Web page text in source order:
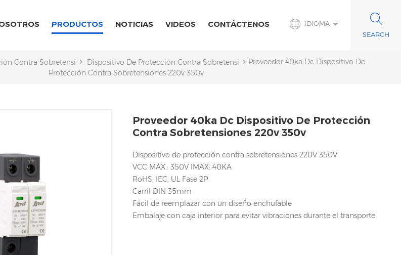
IDIOMA
PRODUCTOS NOTICIAS VIDEOS CONTÁCTENOS
Contra Sobretensiones CA/CCDispositivo De Protección Contra Sobretensiones De CCProveedor 40ka Dc Dispositivo De
Protección Contra Sobretensiones 220v 350v
Proveedor 40ka Dc Dispositivo De Protección
Contra Sobretensiones 220v 350v
Dispositivo de protección contra sobretensiones 220V 350V
VCC MÁX.: 350V IMAX: 40KA
RoHS, IEC, UL Fase 2P
Carril DIN 35mm
Fácil de reemplazar con un diseño enchufable
Embalaje con caja interior para evitar vibraciones durante el transporte